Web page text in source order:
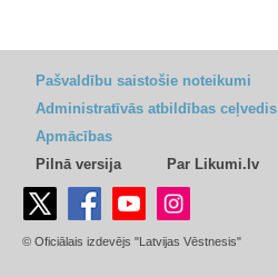
Pašvaldību saistošie noteikumi
Administratīvās atbildības ceļvedis
Apmācības
Pilnā versija
Par Likumi.lv
© Oficiālais izdevējs "Latvijas Vēstnesis"